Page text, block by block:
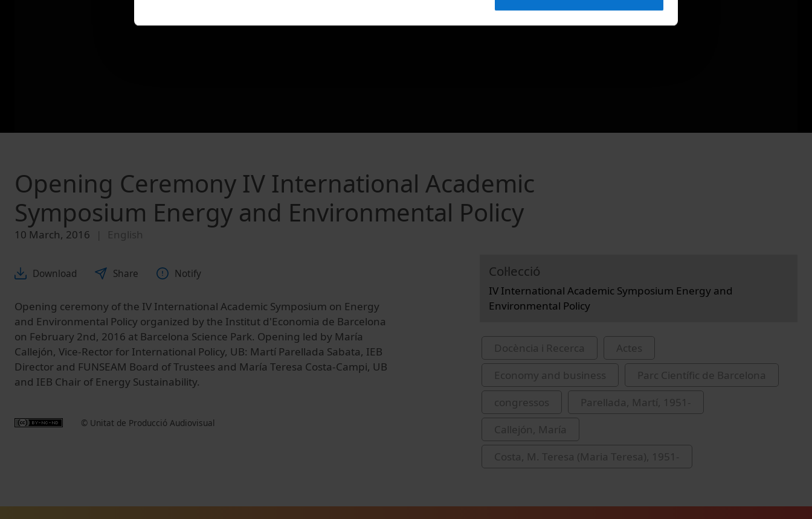
Opening Ceremony IV International Academic
Symposium Energy and Environmental Policy
10 March, 2016 English
Download Share Notify
Opening ceremony of the IV International Academic Symposium on Energy
and Environmental Policy organized by the Institut d'Economia de Barcelona
on February 2nd, 2016 at Barcelona Science Park. Opening led by María
Callejón, Vice-Rector for International Policy, UB: Martí Parellada Sabata, IEB
Director and FUNSEAM Board of Trustees and María Teresa Costa-Campi, UB
and IEB Chair of Energy Sustainability.
© Unitat de Producció Audiovisual
Col·lecció
IV International Academic Symposium Energy and
Environmental Policy
Docència i Recerca
Actes
Economy and business
Parc Científic de Barcelona
congressos
Parellada, Martí, 1951-
Callejón, María
Costa, M. Teresa (Maria Teresa), 1951-